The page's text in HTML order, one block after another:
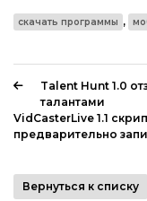
скачать программы ,
Talent Hunt 1.0
талантами
VidCasterLive 1.1
предварительно
Вернуться к списку